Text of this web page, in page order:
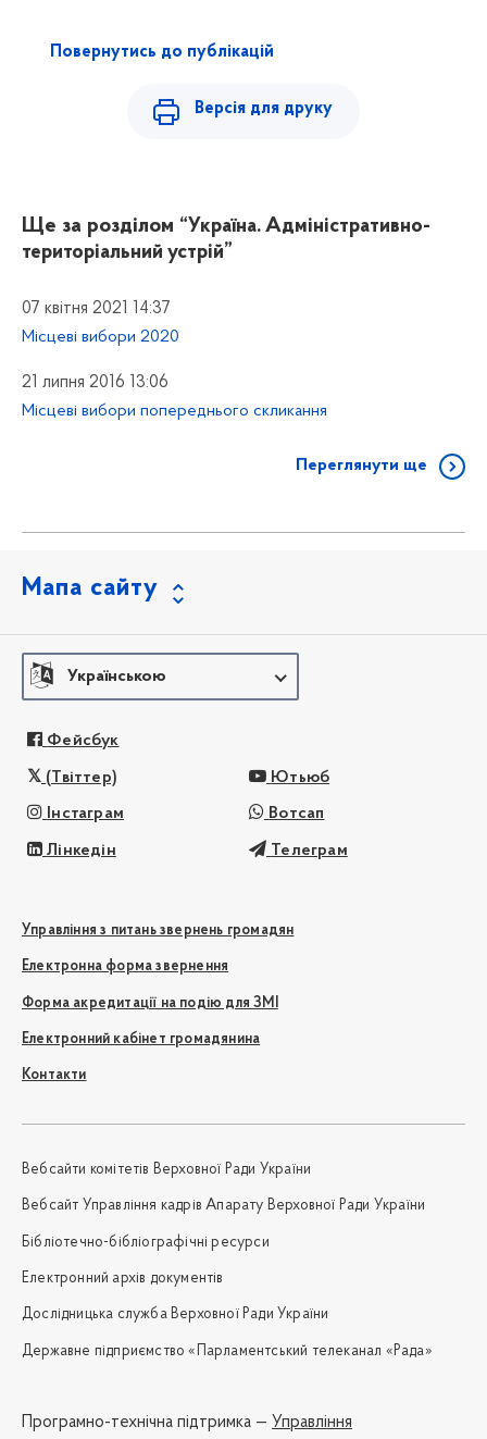
Повернутись до публікацій
Версія для друку
Ще за розділом “Україна. Адміністративно-
територіальний устрій”
07 квітня 2021 14:37
Місцеві вибори 2020
21 липня 2016 13:06
Місцеві вибори попереднього скликання
Переглянути ще
Мапа сайту
Українською
Фейсбук
(Твіттер) Ютьюб
Інстаграм Вотсап
Лінкедін Телеграм
Управління з питань звернень громадян
Електронна форма звернення
Форма акредитації на подію для ЗМІ
Електронний кабінет громадянина
Контакти
Вебсайти комітетів Верховної Ради України
Вебсайт Управління кадрів Апарату Верховної Ради України
Бібліотечно-бібліографічні ресурси
Електронний архів документів
Дослідницька служба Верховної Ради України
Державне підприємство «Парламентський телеканал «Рада»
Програмно-технічна підтримка — Управління